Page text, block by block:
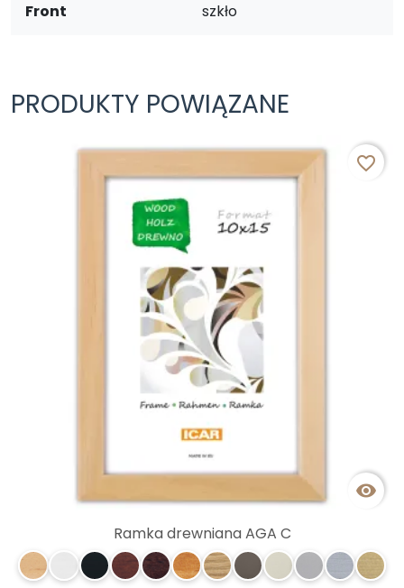
Front szkło
PRODUKTY POWIĄZANE

favorite_border
Ramka drewniana AGA C